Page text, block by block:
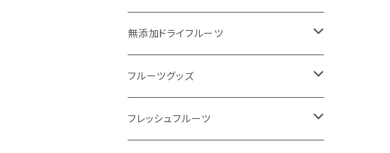
無添加ドライフルーツ
ドライフルーツで #おきかえおやつ
定番人気のドライフルーツ
フルーツグッズ
飲むフルーツゼリー
フレッシュフルーツ